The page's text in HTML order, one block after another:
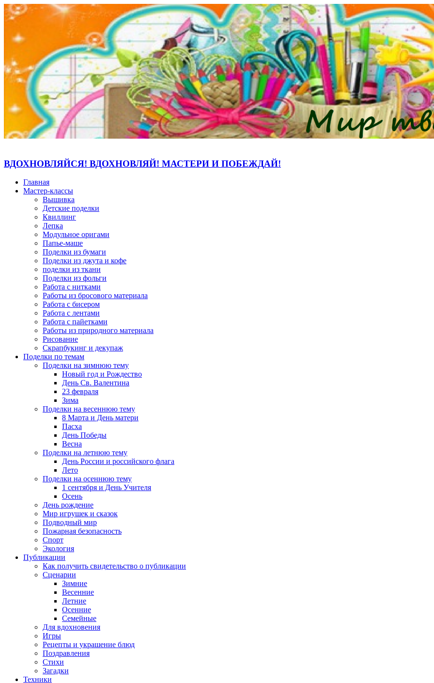
ВДОХНОВЛЯЙСЯ! ВДОХНОВЛЯЙ! МАСТЕРИ И ПОБЕЖДАЙ!
Главная
Мастер-классы
Вышивка
Детские поделки
Квиллинг
Лепка
Модульное оригами
Папье-маше
Поделки из бумаги
Поделки из джута и кофе
поделки из ткани
Поделки из фольги
Работа с нитками
Работы из бросового материала
Работа с бисером
Работа с лентами
Работа с пайетками
Работы из природного материала
Рисование
Скрапбукинг и декупаж
Поделки по темам
Поделки на зимнюю тему
Новый год и Рождество
День Св. Валентина
23 февраля
Зима
Поделки на весеннюю тему
8 Марта и День матери
Пасха
День Победы
Весна
Поделки на летнюю тему
День России и российского флага
Лето
Поделки на осеннюю тему
1 сентября и День Учителя
Осень
День рождение
Мир игрушек и сказок
Подводный мир
Пожарная безопасность
Спорт
Экология
Публикации
Как получить свидетельство о публикации
Сценарии
Зимние
Весенние
Летние
Осенние
Семейные
Для вдохновения
Игры
Рецепты и украшение блюд
Поздравления
Стихи
Загадки
Техники